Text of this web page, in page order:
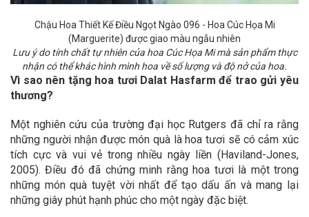
Chậu Hoa Thiết Kế Điều Ngọt Ngào 096 - Hoa Cúc Họa Mi
(Marguerite) được giao màu ngẫu nhiên
Lưu ý do tính chất tự nhiên của hoa Cúc Họa Mi mà sản phẩm thực
nhận có thể khác hình mình hoa về số lượng và độ nở của hoa.
Vì sao nên tặng hoa tươi Dalat Hasfarm để trao gửi yêu
thương?
Một nghiên cứu của trường đại học Rutgers đã chỉ ra rằng
những người nhận được món quà là hoa tươi sẽ có cảm xúc
tích cực và vui vẻ trong nhiều ngày liền (Haviland-Jones,
2005). Điều đó đã chứng minh rằng hoa tươi là một trong
những món quà tuyệt vời nhất để tạo dấu ấn và mang lại
những giây phút hạnh phúc cho một ngày đặc biệt.